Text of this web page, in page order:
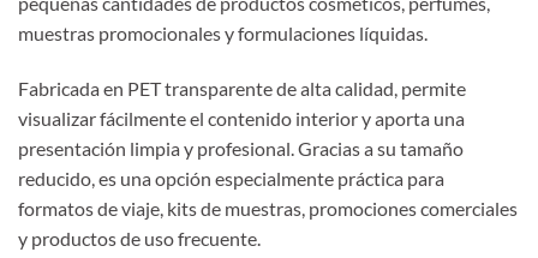
muestras promocionales y formulaciones líquidas.
Fabricada en PET transparente de alta calidad, permite
visualizar fácilmente el contenido interior y aporta una
presentación limpia y profesional. Gracias a su tamaño
reducido, es una opción especialmente práctica para
formatos de viaje, kits de muestras, promociones comerciales
y productos de uso frecuente.